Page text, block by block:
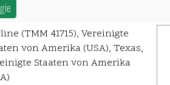
(TMM 41715), Vereinigte
von Amerika (USA), Texas,
Staaten von Amerika